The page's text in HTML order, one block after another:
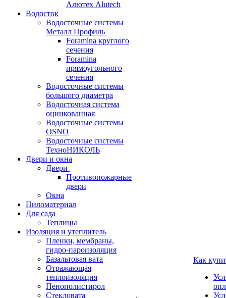
Алютех Alutech
Водосток
Водосточные системы
Металл Профиль
Foramina круглого
сечения
Foramina
прямоугольного
сечения
Водосточные системы
большого диаметра
Водосточная система
оцинкованная
Водосточные системы
OSNO
Водосточные системы
ТехноНИКОЛЬ
Двери и окна
Двери
Противопожарные
двери
Окна
Пиломатериал
Для сада
Теплицы
Изоляция и утеплитель
Пленки, мембраны,
гидро-пароизоляция
Базальтовая вата
Отражающая
теплоизоляция
Пенополистирол
Стекловата
Как